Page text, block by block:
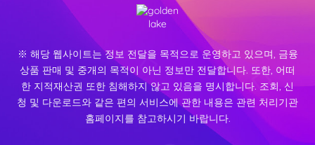
※ 해당 웹사이트는 정보 전달을 목적으로 운영하고 있으며, 금융
상품 판매 및 중개의 목적이 아닌 정보만 전달합니다. 또한, 어떠
한 지적재산권 또한 침해하지 않고 있음을 명시합니다. 조회, 신
청 및 다운로드와 같은 편의 서비스에 관한 내용은 관련 처리기관
홈페이지를 참고하시기 바랍니다.